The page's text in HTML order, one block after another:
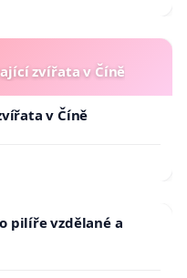
zvířata v Číně
v Číně
pilíře vzdělané a